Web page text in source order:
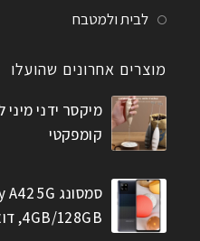
לבית ולמטבח
מוצרים אחרונים שהועלו
מיקסר ידני
קומפקטי
4GB/128GB, דואל סים